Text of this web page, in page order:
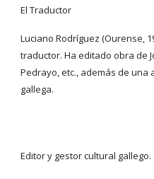
El Traductor
Luciano Rodríguez (Ourense,
traductor. Ha editado obra de
Pedrayo, etc., además de
gallega.
Editor y gestor cultural gallego.